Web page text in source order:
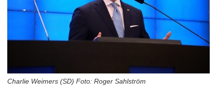
Charlie Weimers (SD) Foto: Roger Sahlström